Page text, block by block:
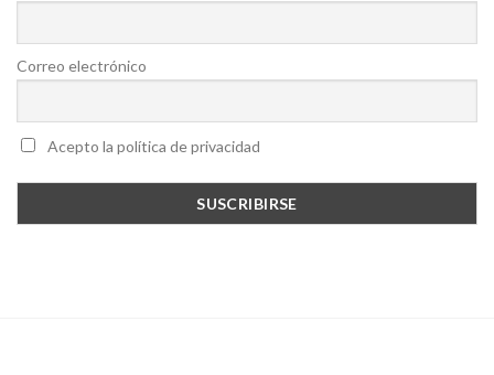
Correo electrónico
Acepto la política de privacidad